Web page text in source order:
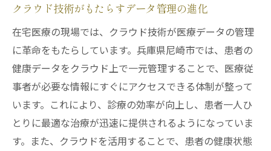
持続可能な在宅医療環境を目指して
医療機器の進化兵庫県尼崎市で実現する在宅医
療の安心
ポータブル機器による自宅療養の充実
医療機器の安全性と信頼性の確保
患者データの一元管理とプライバシー保護
最新技術を活用した患者モニタリング
クラウド技術がもたらすデータ管理の進化
在宅医療の現場では、クラウド技術が医療データの管理
に革命をもたらしています。兵庫県尼崎市では、患者の
健康データをクラウド上で一元管理することで、医療従
事者が必要な情報にすぐにアクセスできる体制が整って
います。これにより、診療の効率が向上し、患者一人ひ
とりに最適な治療が迅速に提供されるようになっていま
す。また、クラウドを活用することで、患者の健康状態